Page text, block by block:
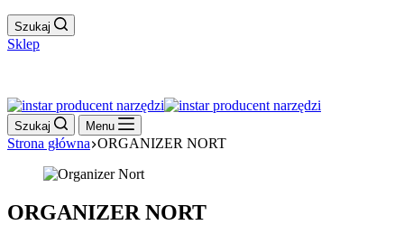
Szukaj
Sklep
Szukaj Menu
Strona główna ORGANIZER NORT
ORGANIZER NORT